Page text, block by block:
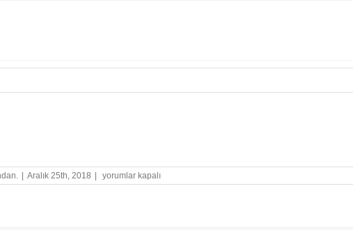
Aralık 25th, 2018
1
için
yorumlar kapalı